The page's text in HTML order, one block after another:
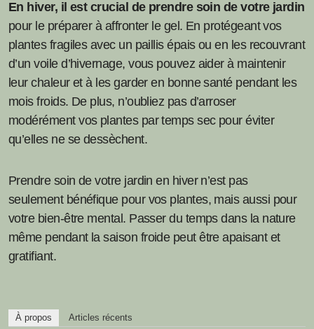
En hiver, il est crucial de prendre soin de votre jardin
pour le préparer à affronter le gel. En protégeant vos
plantes fragiles avec un paillis épais ou en les recouvrant
d’un voile d’hivernage, vous pouvez aider à maintenir
leur chaleur et à les garder en bonne santé pendant les
mois froids. De plus, n’oubliez pas d’arroser
modérément vos plantes par temps sec pour éviter
qu’elles ne se dessèchent.
Prendre soin de votre jardin en hiver n’est pas
seulement bénéfique pour vos plantes, mais aussi pour
votre bien-être mental. Passer du temps dans la nature
même pendant la saison froide peut être apaisant et
gratifiant.
À propos Articles récents